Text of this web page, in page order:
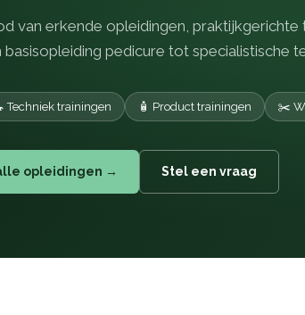
van erkende opleidingen, praktijkgerichte
pedicure tot specialistische
Techniek trainingen 🧴 Product trainingen ✂️
opleidingen → Stel een vraag